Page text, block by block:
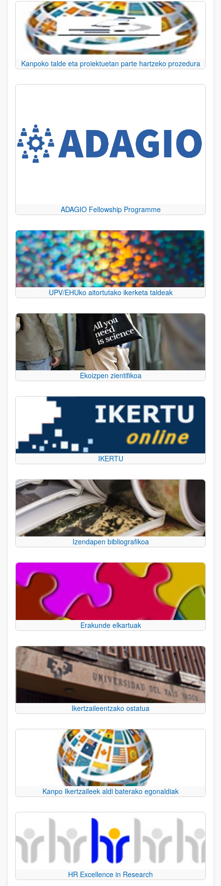
Kanpoko talde eta proiektuetan parte hartzeko prozedura
ADAGIO Fellowship Programme
UPV/EHUko aitortutako ikerketa taldeak
Ekoizpen zientifikoa
IKERTU
Izendapen bibliografikoa
Erakunde elkartuak
Ikertzaileentzako ostatua
Kanpo Ikertzaileek aldi baterako egonaldiak
HR Excellence in Research